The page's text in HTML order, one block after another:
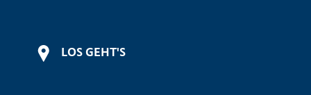
LOS GEHT'S